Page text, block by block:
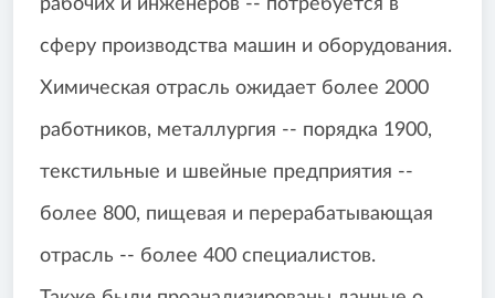
рабочих и инженеров -- потребуется в
сферу производства машин и оборудования.
Химическая отрасль ожидает более 2000
работников, металлургия -- порядка 1900,
текстильные и швейные предприятия --
более 800, пищевая и перерабатывающая
отрасль -- более 400 специалистов.